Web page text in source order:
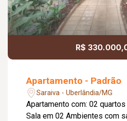
R$
Apartamento - Padrão
Saraiva - Uberlândia/MG
Apartamento com: 02
Sala em 02 Ambientes com